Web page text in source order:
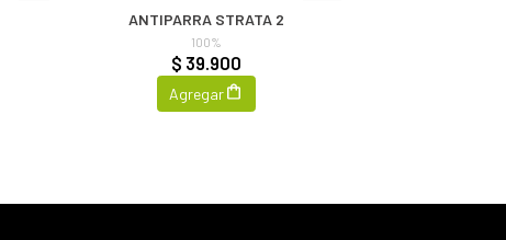
ANTIPARRA STRATA 2
100%
$ 39.900
Agregar